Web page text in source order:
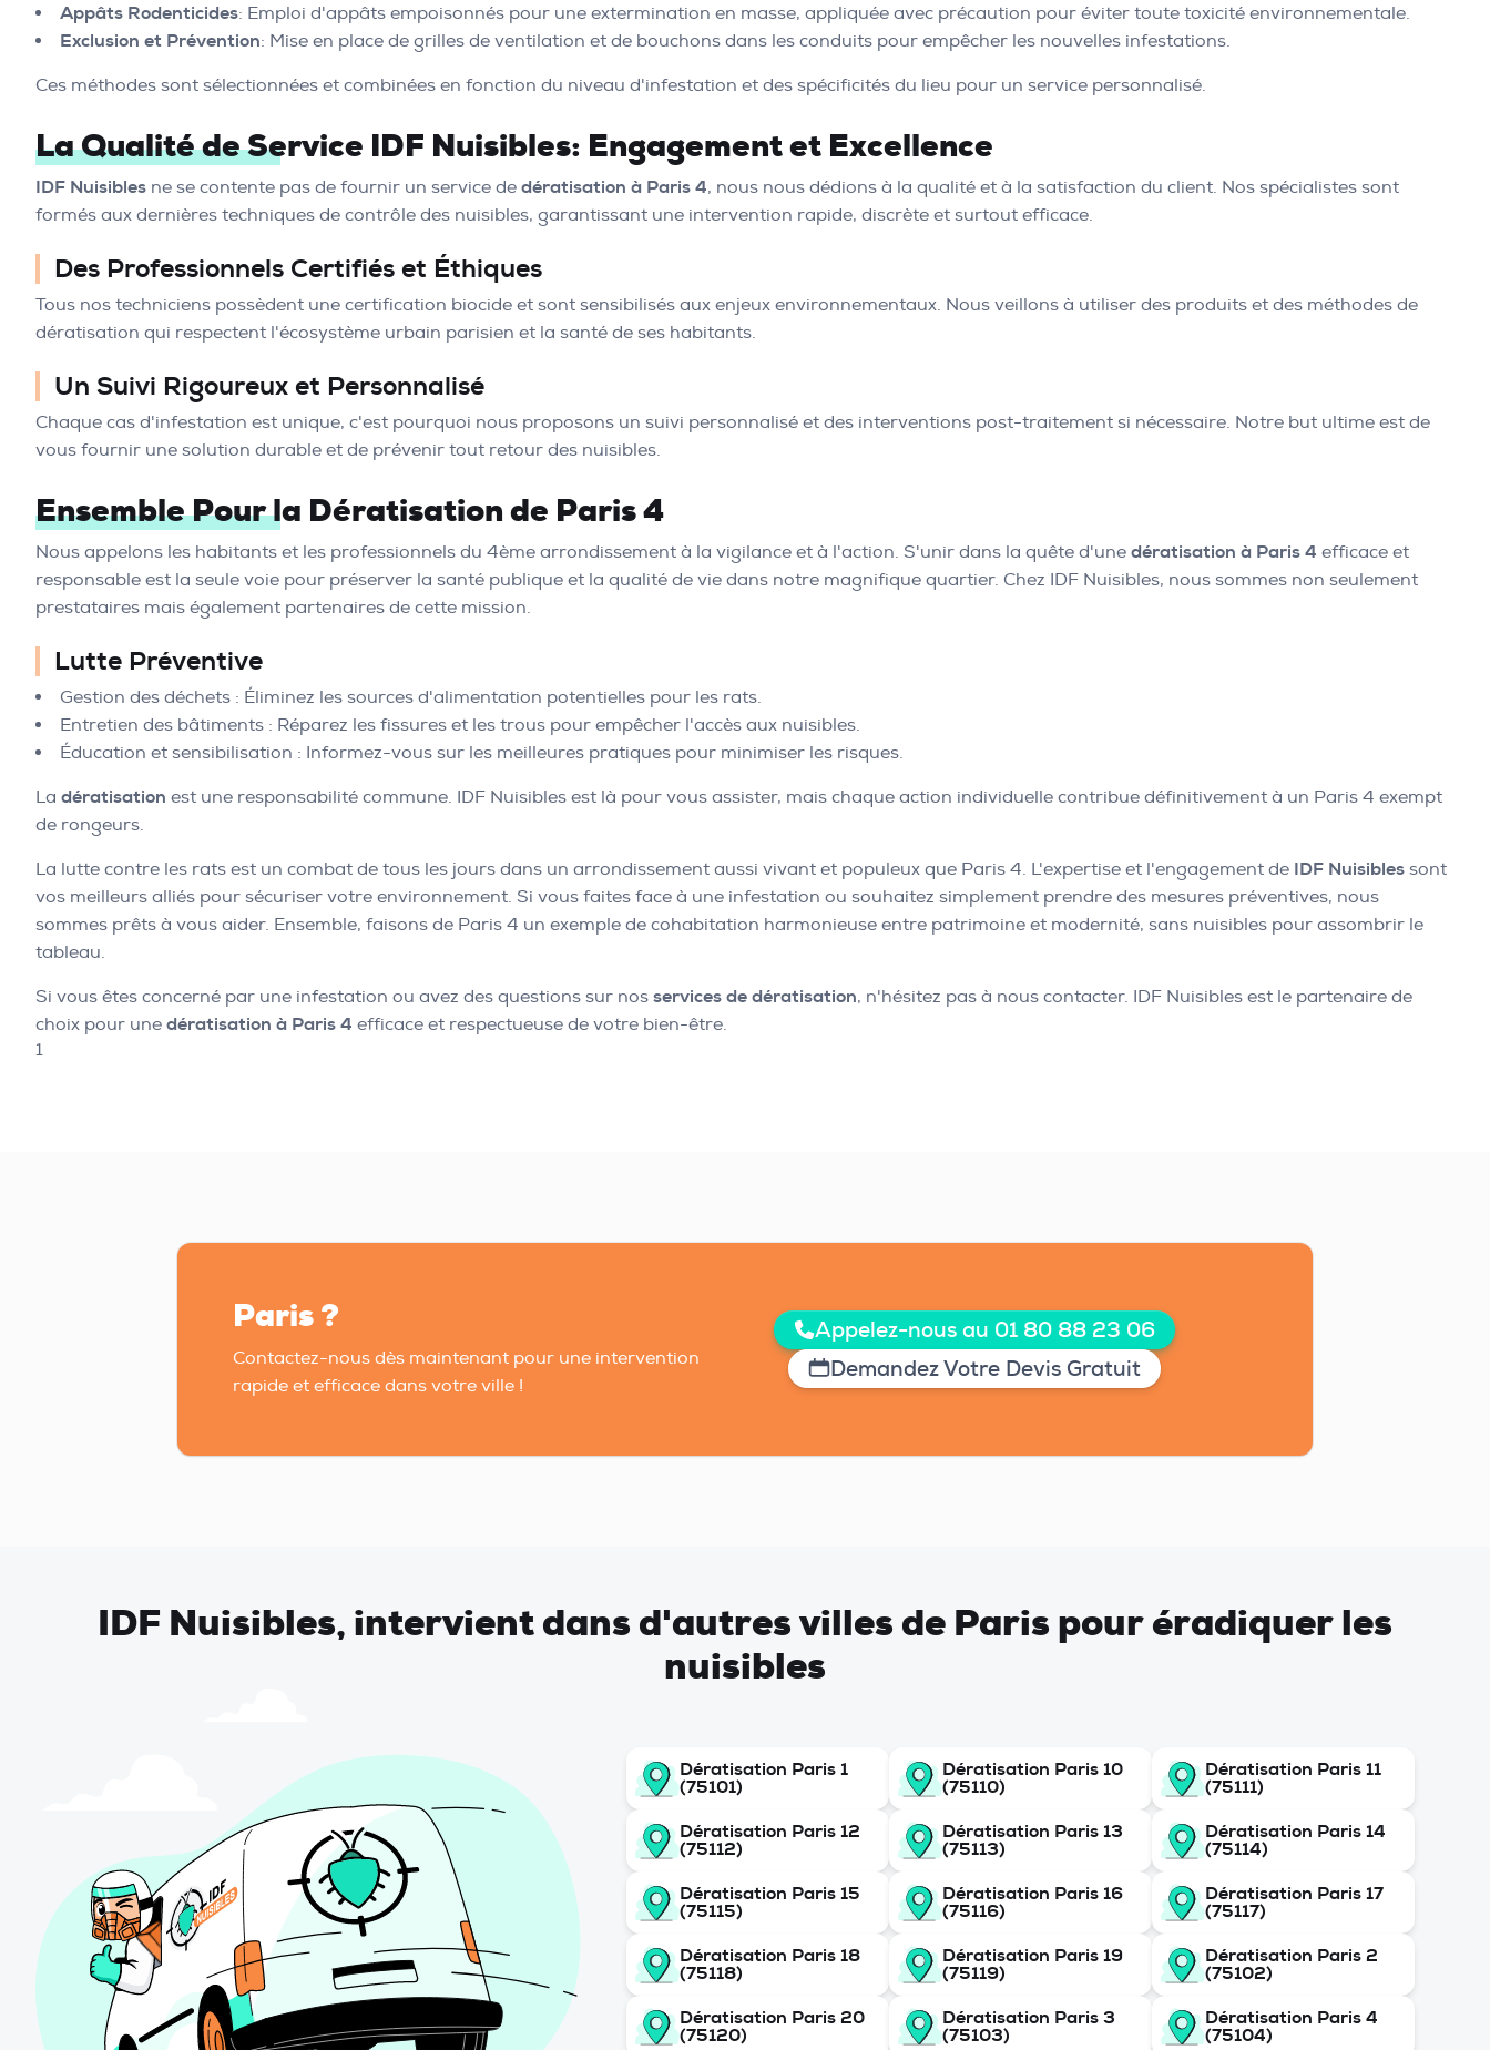
Appâts Rodenticides: Emploi d'appâts empoisonnés pour une extermination en masse, appliquée avec précaution pour éviter toute toxicité environnementale.
Exclusion et Prévention: Mise en place de grilles de ventilation et de bouchons dans les conduits pour empêcher les nouvelles infestations.
Ces méthodes sont sélectionnées et combinées en fonction du niveau d'infestation et des spécificités du lieu pour un service personnalisé.
La Qualité de Service IDF Nuisibles: Engagement et Excellence
IDF Nuisibles ne se contente pas de fournir un service de dératisation à Paris 4, nous nous dédions à la qualité et à la satisfaction du client. Nos spécialistes sont
formés aux dernières techniques de contrôle des nuisibles, garantissant une intervention rapide, discrète et surtout efficace.
Des Professionnels Certifiés et Éthiques
Tous nos techniciens possèdent une certification biocide et sont sensibilisés aux enjeux environnementaux. Nous veillons à utiliser des produits et des méthodes de
dératisation qui respectent l'écosystème urbain parisien et la santé de ses habitants.
Un Suivi Rigoureux et Personnalisé
Chaque cas d'infestation est unique, c'est pourquoi nous proposons un suivi personnalisé et des interventions post-traitement si nécessaire. Notre but ultime est de
vous fournir une solution durable et de prévenir tout retour des nuisibles.
Ensemble Pour la Dératisation de Paris 4
Nous appelons les habitants et les professionnels du 4ème arrondissement à la vigilance et à l'action. S'unir dans la quête d'une dératisation à Paris 4 efficace et
responsable est la seule voie pour préserver la santé publique et la qualité de vie dans notre magnifique quartier. Chez IDF Nuisibles, nous sommes non seulement
prestataires mais également partenaires de cette mission.
Lutte Préventive
Gestion des déchets : Éliminez les sources d'alimentation potentielles pour les rats.
Entretien des bâtiments : Réparez les fissures et les trous pour empêcher l'accès aux nuisibles.
Éducation et sensibilisation : Informez-vous sur les meilleures pratiques pour minimiser les risques.
La dératisation est une responsabilité commune. IDF Nuisibles est là pour vous assister, mais chaque action individuelle contribue définitivement à un Paris 4 exempt
de rongeurs.
La lutte contre les rats est un combat de tous les jours dans un arrondissement aussi vivant et populeux que Paris 4. L'expertise et l'engagement de IDF Nuisibles sont
vos meilleurs alliés pour sécuriser votre environnement. Si vous faites face à une infestation ou souhaitez simplement prendre des mesures préventives, nous
sommes prêts à vous aider. Ensemble, faisons de Paris 4 un exemple de cohabitation harmonieuse entre patrimoine et modernité, sans nuisibles pour assombrir le
tableau.
Si vous êtes concerné par une infestation ou avez des questions sur nos services de dératisation, n'hésitez pas à nous contacter. IDF Nuisibles est le partenaire de
choix pour une dératisation à Paris 4 efficace et respectueuse de votre bien-être.
1
Paris ?
Contactez-nous dès maintenant pour une intervention
rapide et efficace dans votre ville !
Appelez-nous au 01 80 88 23 06
Demandez Votre Devis Gratuit
IDF Nuisibles, intervient dans d'autres villes de Paris pour éradiquer les
nuisibles
Dératisation Paris 1
(75101)
Dératisation Paris 10
(75110)
Dératisation Paris 11
(75111)
Dératisation Paris 12
(75112)
Dératisation Paris 13
(75113)
Dératisation Paris 14
(75114)
Dératisation Paris 15
(75115)
Dératisation Paris 16
(75116)
Dératisation Paris 17
(75117)
Dératisation Paris 18
(75118)
Dératisation Paris 19
(75119)
Dératisation Paris 2
(75102)
Dératisation Paris 20
(75120)
Dératisation Paris 3
(75103)
Dératisation Paris 4
(75104)